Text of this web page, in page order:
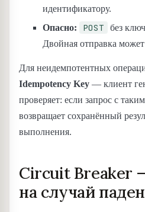
идентификатору.
Опасно:
POST
без
Двойная отправка может
Для неидемпотентных
Idempotency Key — клиент
проверяет: если запрос с
возвращает сохранённый
выполнения.
Circuit Breaker
на случай